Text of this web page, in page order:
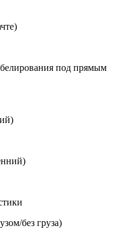
под прямым
без груза)